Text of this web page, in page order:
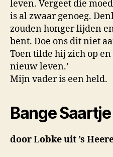
leven. Vergeet die
is al zwaar genoeg.
zouden honger lijden
bent. Doe ons dit niet
Toen tilde hij zich op
nieuw leven.’
Mijn vader is een held.
Bange Saartje
door Lobke uit ’s